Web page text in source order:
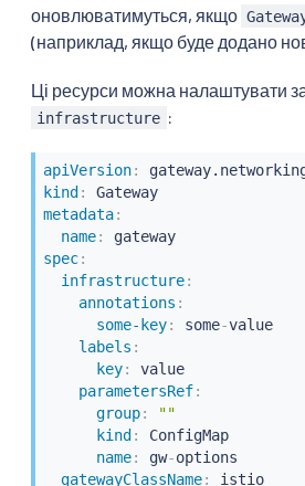
оновлюватимуться, якщо
(наприклад, якщо буде додано
Ці ресурси можна налаштувати
infrastructure :
apiVersion:
kind :
Gateway
metadata:
name:
gateway
spec:
infrastructure:
annotations :
some-key: some-value
labels :
key:
value
parametersRef:
group:
""
kind :
ConfigMap
name: gw-options
gatewayClassName: istio